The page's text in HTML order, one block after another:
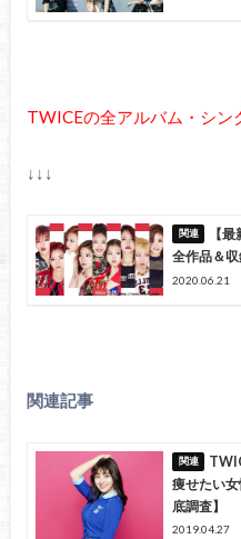
TWICEの全アルバム・シン
↓↓↓
【
全作品＆収
2020.06.21
関連記事
痩せたい
底調査】
2019.04.27